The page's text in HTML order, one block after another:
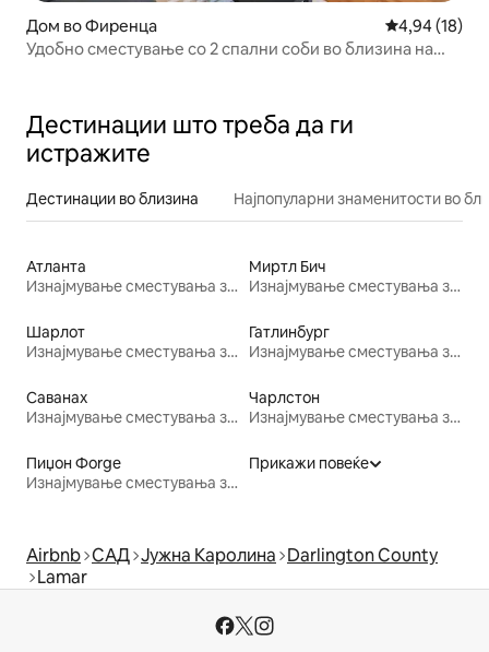
Дом во Фиренца Просечна
4,94 (18)
Удобно сместување со 2 спални соби во близина на
Дестинации што треба да ги
истражите
Дестинации во близина Најпопуларни знаменитости во
Атланта
Изнајмување сместувања за одмор
Миртл Бич
Изнајмување сместувања за одмор
Шарлот
Изнајмување сместувања за одмор
Гатлинбург
Изнајмување сместувања за одмор
Саванах
Изнајмување сместувања за одмор
Чарлстон
Изнајмување сместувања за одмор
Пиџон Фorge
Изнајмување сместувања за одмор
Прикажи повеќе
Airbnb САД Јужна Каролина Darlington County
Lamar